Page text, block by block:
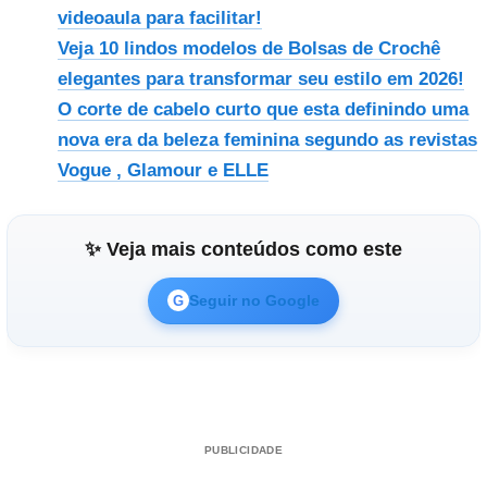
videoaula para facilitar!
Veja 10 lindos modelos de Bolsas de Crochê
elegantes para transformar seu estilo em 2026!
O corte de cabelo curto que esta definindo uma
nova era da beleza feminina segundo as revistas
Vogue , Glamour e ELLE
✨ Veja mais conteúdos como este
G Seguir no Google
PUBLICIDADE